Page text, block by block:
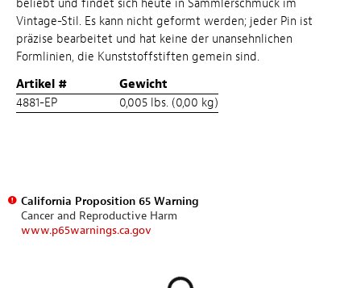
beliebt und findet sich heute in Sammlerschmuck im
Vintage-Stil. Es kann nicht geformt werden; jeder Pin ist
präzise bearbeitet und hat keine der unansehnlichen
Formlinien, die Kunststoffstiften gemein sind.
Artikel #
Gewicht
4881-EP
0,005 lbs. (0,00 kg)
California Proposition 65 Warning
Cancer and Reproductive Harm
www.p65warnings.ca.gov